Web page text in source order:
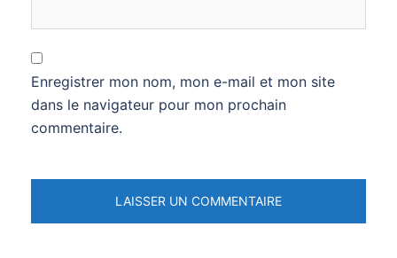
Enregistrer mon nom, mon e-mail et mon site
dans le navigateur pour mon prochain
commentaire.